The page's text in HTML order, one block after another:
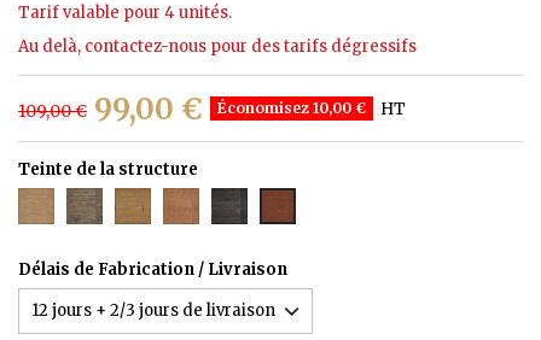
Tarif valable pour 4 unités.
Au delà, contactez-nous pour des tarifs dégressifs
109,00 € 99,00 € Économisez 10,00 € HT
Teinte de la structure
Teinte
2
Teinte
3
Teinte
4
Teinte
5
Teinte
6
1
Délais de Fabrication / Livraison